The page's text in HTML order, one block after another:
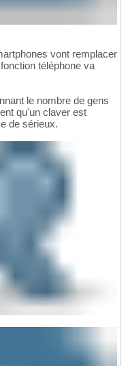
vont remplacer
téléphone va
le nombre de gens
qu'un claver est
de sérieux.